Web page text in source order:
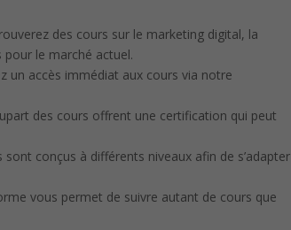
des cours sur le marketing digital, la
le marché actuel.
un accès immédiat aux cours via notre
des cours offrent une certification qui peut
conçus à différents niveaux afin de s’adapter
vous permet de suivre autant de cours que